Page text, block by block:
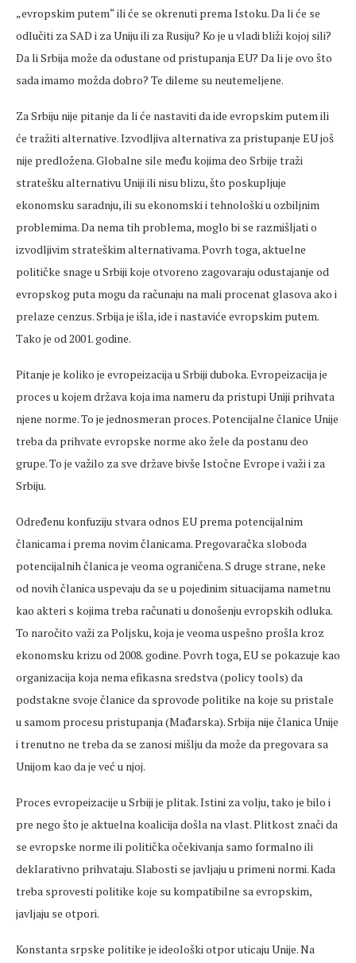
„evropskim putem“ ili će se okrenuti prema Istoku. Da li će se
odlučiti za SAD i za Uniju ili za Rusiju? Ko je u vladi bliži kojoj sili?
Da li Srbija može da odustane od pristupanja EU? Da li je ovo što
sada imamo možda dobro? Te dileme su neutemeljene.
Za Srbiju nije pitanje da li će nastaviti da ide evropskim putem ili
će tražiti alternative. Izvodljiva alternativa za pristupanje EU još
nije predložena. Globalne sile među kojima deo Srbije traži
stratešku alternativu Uniji ili nisu blizu, što poskupljuje
ekonomsku saradnju, ili su ekonomski i tehnološki u ozbiljnim
problemima. Da nema tih problema, moglo bi se razmišljati o
izvodljivim strateškim alternativama. Povrh toga, aktuelne
političke snage u Srbiji koje otvoreno zagovaraju odustajanje od
evropskog puta mogu da računaju na mali procenat glasova ako i
prelaze cenzus. Srbija je išla, ide i nastaviće evropskim putem.
Tako je od 2001. godine.
Pitanje je koliko je evropeizacija u Srbiji duboka. Evropeizacija je
proces u kojem država koja ima nameru da pristupi Uniji prihvata
njene norme. To je jednosmeran proces. Potencijalne članice Unije
treba da prihvate evropske norme ako žele da postanu deo
grupe. To je važilo za sve države bivše Istočne Evrope i važi i za
Srbiju.
Određenu konfuziju stvara odnos EU prema potencijalnim
članicama i prema novim članicama. Pregovaračka sloboda
potencijalnih članica je veoma ograničena. S druge strane, neke
od novih članica uspevaju da se u pojedinim situacijama nametnu
kao akteri s kojima treba računati u donošenju evropskih odluka.
To naročito važi za Poljsku, koja je veoma uspešno prošla kroz
ekonomsku krizu od 2008. godine. Povrh toga, EU se pokazuje kao
organizacija koja nema efikasna sredstva (policy tools) da
podstakne svoje članice da sprovode politike na koje su pristale
u samom procesu pristupanja (Mađarska). Srbija nije članica Unije
i trenutno ne treba da se zanosi mišlju da može da pregovara sa
Unijom kao da je već u njoj.
Proces evropeizacije u Srbiji je plitak. Istini za volju, tako je bilo i
pre nego što je aktuelna koalicija došla na vlast. Plitkost znači da
se evropske norme ili politička očekivanja samo formalno ili
deklarativno prihvataju. Slabosti se javljaju u primeni normi. Kada
treba sprovesti politike koje su kompatibilne sa evropskim,
javljaju se otpori.
Konstanta srpske politike je ideološki otpor uticaju Unije. Na